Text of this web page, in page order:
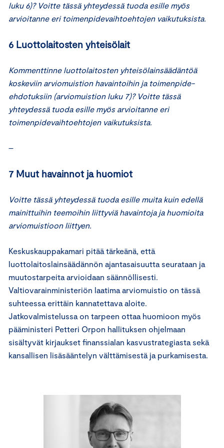
luku 6)? Voitte tässä yhteydessä tuoda esille myös
arvioitanne eri toimenpidevaihtoehtojen vaikutuksista.
6 Luottolaitosten yhteisölait
Kommenttinne luottolaitosten yhteisölainsäädäntöä
koskeviin arviomuistion havaintoihin ja toimenpide-
ehdotuksiin (arviomuistion luku 7)? Voitte tässä
yhteydessä tuoda esille myös arvioitanne eri
toimenpidevaihtoehtojen vaikutuksista.
–
7 Muut havainnot ja huomiot
Voitte tässä yhteydessä tuoda esille muita kuin edellä
mainittuihin teemoihin liittyviä havaintoja ja huomioita
arviomuistioon liittyen.
Keskuskauppakamari pitää tärkeänä, että
luottolaitoslainsäädännön ajantasaisuutta seurataan ja
muutostarpeita arvioidaan säännöllisesti.
Valtiovarainministeriön laatima arviomuistio on tässä
suhteessa erittäin kannatettava aloite.
Jatkovalmistelussa on tarpeen ottaa huomioon myös
pääministeri Petteri Orpon hallituksen ohjelmaan
sisältyvät kirjaukset finanssialan kasvustrategiasta sekä
kansallisen lisäsääntelyn välttämisestä ja purkamisesta.